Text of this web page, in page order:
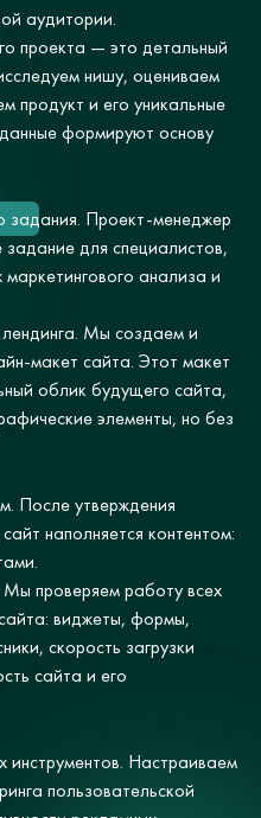
аудитории.
проекта — это детальный
нишу, оцениваем
продукт и его уникальные
формируют основу
задания. Проект-менеджер
для специалистов,
анализа и
Мы создаем и
макет сайта. Этот макет
облик будущего сайта,
элементы, но без
После утверждения
наполняется контентом:
проверяем работу всех
виджеты, формы,
скорость загрузки
сайта и его
инструментов. Настраиваем
пользовательской